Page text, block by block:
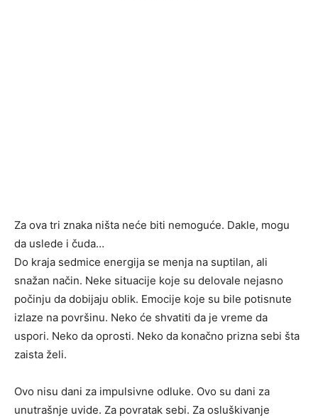
Za ova tri znaka ništa neće biti nemoguće. Dakle, mogu
da uslede i čuda…
Do kraja sedmice energija se menja na suptilan, ali
snažan način. Neke situacije koje su delovale nejasno
počinju da dobijaju oblik. Emocije koje su bile potisnute
izlaze na površinu. Neko će shvatiti da je vreme da
uspori. Neko da oprosti. Neko da konačno prizna sebi šta
zaista želi.
Ovo nisu dani za impulsivne odluke. Ovo su dani za
unutrašnje uvide. Za povratak sebi. Za osluškivanje